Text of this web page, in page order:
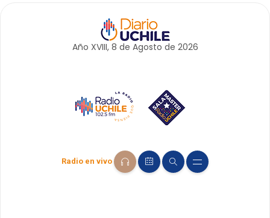
Año XVIII, 8 de Agosto de 2026
Radio en vivo